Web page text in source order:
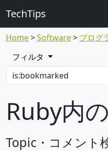
TechTips
Home Software プログ
フィルタ
Ruby内
Topic・コメント